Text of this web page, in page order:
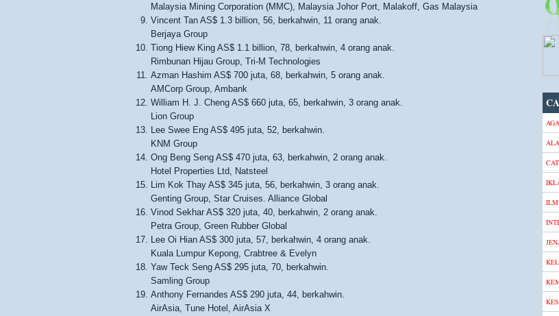
Malaysia Mining Corporation (MMC), Malaysia Johor Port, Malakoff, Gas Malaysia
Vincent Tan AS$ 1.3 billion, 56, berkahwin, 11 orang anak.
Berjaya Group
Tiong Hiew King AS$ 1.1 billion, 78, berkahwin, 4 orang anak.
Rimbunan Hijau Group, Tri-M Technologies
Azman Hashim AS$ 700 juta, 68, berkahwin, 5 orang anak.
AMCorp Group, Ambank
William H. J. Cheng AS$ 660 juta, 65, berkahwin, 3 orang anak.
Lion Group
Lee Swee Eng AS$ 495 juta, 52, berkahwin.
KNM Group
Ong Beng Seng AS$ 470 juta, 63, berkahwin, 2 orang anak.
Hotel Properties Ltd, Natsteel
Lim Kok Thay AS$ 345 juta, 56, berkahwin, 3 orang anak.
Genting Group, Star Cruises. Alliance Global
Vinod Sekhar AS$ 320 juta, 40, berkahwin, 2 orang anak.
Petra Group, Green Rubber Global
Lee Oi Hian AS$ 300 juta, 57, berkahwin, 4 orang anak.
Kuala Lumpur Kepong, Crabtree & Evelyn
Yaw Teck Seng AS$ 295 juta, 70, berkahwin.
Samling Group
Anthony Fernandes AS$ 290 juta, 44, berkahwin.
AirAsia, Tune Hotel, AirAsia X